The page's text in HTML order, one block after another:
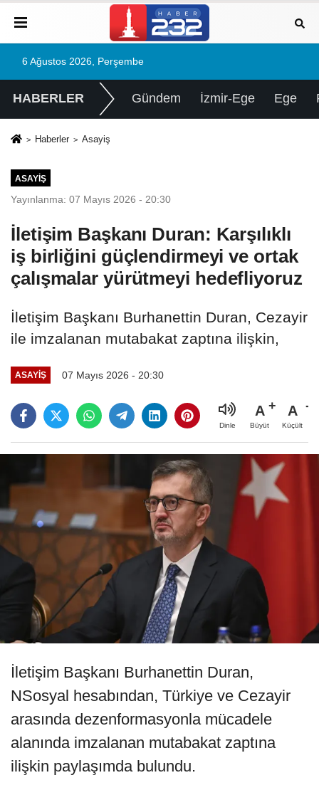
6 Ağustos 2026, Perşembe
HABERLER Gündem İzmir-Ege Ege
Haberler Asayiş
ASAYIŞ
Yayınlanma: 07 Mayıs 2026 - 20:30
İletişim Başkanı Duran: Karşılıklı
iş birliğini güçlendirmeyi ve ortak
çalışmalar yürütmeyi hedefliyoruz
İletişim Başkanı Burhanettin Duran, Cezayir
ile imzalanan mutabakat zaptına ilişkin,
ASAYIŞ 07 Mayıs 2026 - 20:30
Dinle
A
Büyüt
A
Küçült
İletişim Başkanı Burhanettin Duran,
NSosyal hesabından, Türkiye ve Cezayir
arasında dezenformasyonla mücadele
alanında imzalanan mutabakat zaptına
ilişkin paylaşımda bulundu.